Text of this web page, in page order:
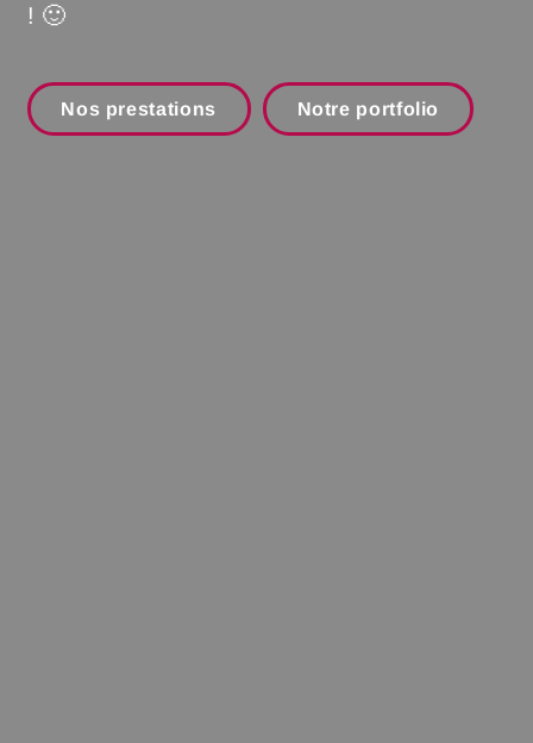
! 🙂
Nos prestations Notre portfolio